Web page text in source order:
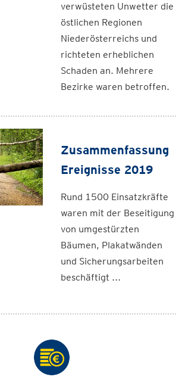
verwüsteten Unwetter die
östlichen Regionen
Niederösterreichs und
richteten erheblichen
Schaden an. Mehrere
Bezirke waren betroffen.
Zusammenfassung
Ereignisse 2019
Rund 1500 Einsatzkräfte
waren mit der Beseitigung
von umgestürzten
Bäumen, Plakatwänden
und Sicherungsarbeiten
beschäftigt ...